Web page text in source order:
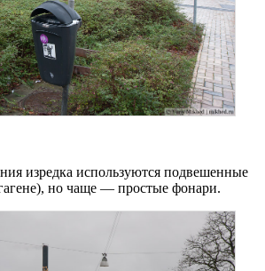
изредка используются подвешенные
но чаще — простые фонари.